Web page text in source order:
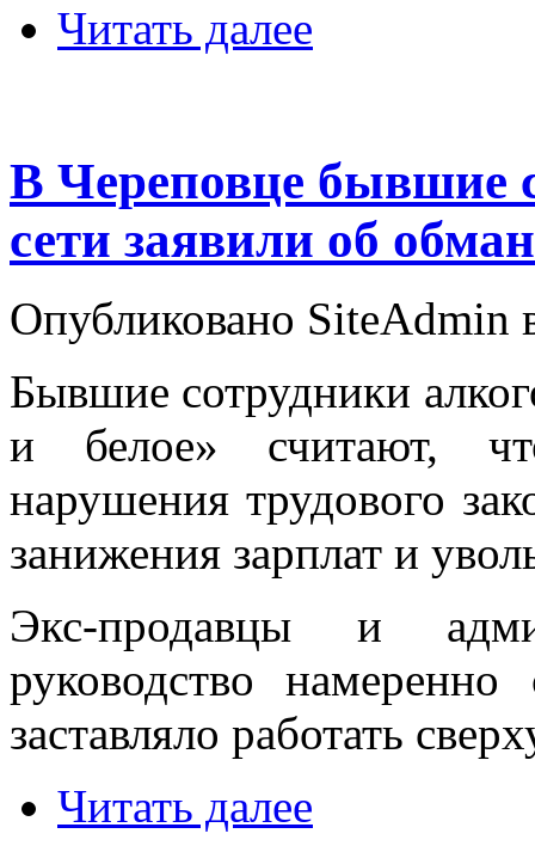
Читать далее
В Череповце бывшие
сети заявили об
Опубликовано SiteAdmin
Бывшие сотрудники
и белое» считают,
нарушения трудового
занижения зарплат и
Экс-продавцы и
руководство
заставляло работать
Читать далее